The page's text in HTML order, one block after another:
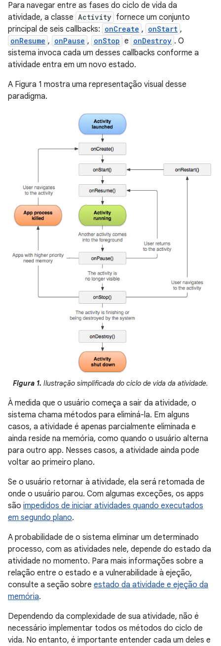
Para navegar entre as fases do ciclo de vida da
atividade, a classe Activity fornece um conjunto
principal de seis callbacks: onCreate , onStart ,
onResume , onPause , onStop e onDestroy . O
sistema invoca cada um desses callbacks conforme a
atividade entra em um novo estado.
A Figura 1 mostra uma representação visual desse
paradigma.
Figura 1. Ilustração simplificada do ciclo de vida da atividade.
À medida que o usuário começa a sair da atividade, o
sistema chama métodos para eliminá-la. Em alguns
casos, a atividade é apenas parcialmente eliminada e
ainda reside na memória, como quando o usuário alterna
para outro app. Nesses casos, a atividade ainda pode
voltar ao primeiro plano.
Se o usuário retornar à atividade, ela será retomada de
onde o usuário parou. Com algumas exceções, os apps
são impedidos de iniciar atividades quando executados
em segundo plano.
A probabilidade de o sistema eliminar um determinado
processo, com as atividades nele, depende do estado da
atividade no momento. Para mais informações sobre a
relação entre o estado e a vulnerabilidade à ejeção,
consulte a seção sobre estado da atividade e ejeção da
memória.
Dependendo da complexidade de sua atividade, não é
necessário implementar todos os métodos do ciclo de
vida. No entanto, é importante entender cada um deles e